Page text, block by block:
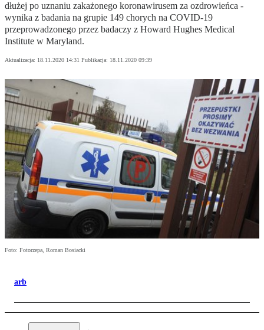
dłużej po uznaniu zakażonego koronawirusem za ozdrowieńca -
wynika z badania na grupie 149 chorych na COVID-19
przeprowadzonego przez badaczy z Howard Hughes Medical
Institute w Maryland.
Aktualizacja: 18.11.2020 14:31 Publikacja: 18.11.2020 09:39
Foto: Fotorzepa, Roman Bosiacki
arb